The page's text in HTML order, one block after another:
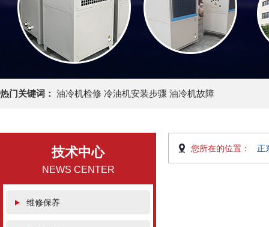
热门关键词： 油冷机检修 冷油机安装步骤 油冷机故障
技术中心
NEWS CENTER
维修保养
您所在的位置： 正